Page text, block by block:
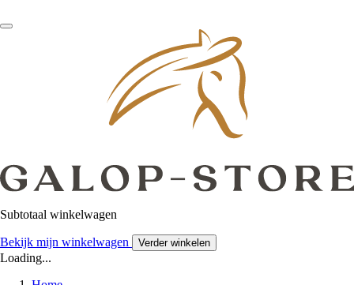
Subtotaal winkelwagen
Bekijk mijn winkelwagen Verder winkelen
Loading...